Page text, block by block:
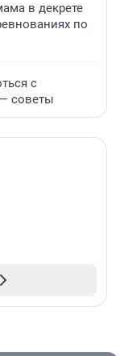
в декрете
по
с
советы